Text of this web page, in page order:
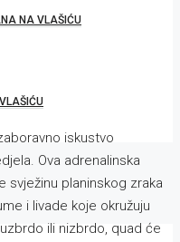
NA VLAŠIĆU
iskustvo
Ova adrenalinska
svježinu planinskog zraka
i livade koje okružuju
ili nizbrdo, quad će